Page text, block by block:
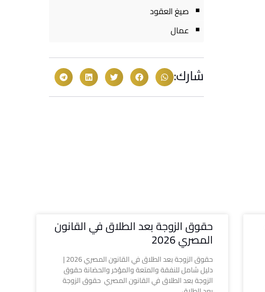
صيغ العقود
عمال
شارك:
حقوق الزوجة بعد الطلاق في القانون
المصري 2026
حقوق الزوجة بعد الطلاق في القانون المصري 2026 |
دليل شامل للنفقة والمتعة والمؤخر والحضانة حقوق
الزوجة بعد الطلاق في القانون المصري حقوق الزوجة